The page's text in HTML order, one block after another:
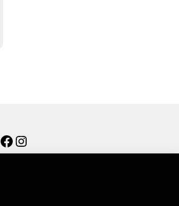
Facebook
Instagram